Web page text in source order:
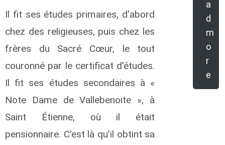
Il fit ses études primaires, d’abord
chez des religieuses, puis chez les
frères du Sacré Cœur, le tout
couronné par le certificat d’études.
Il fit ses études secondaires à «
Note Dame de Vallebenoite », à
Saint Étienne, où il était
pensionnaire. C’est là qu’il obtint sa
a
d
m
o
r
e